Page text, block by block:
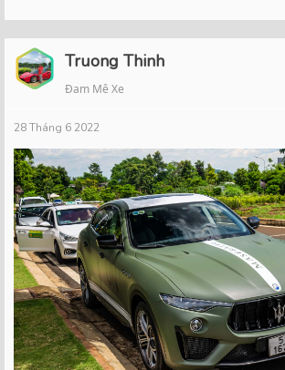
Truong Thinh
Đam Mê Xe
28 Tháng 6 2022